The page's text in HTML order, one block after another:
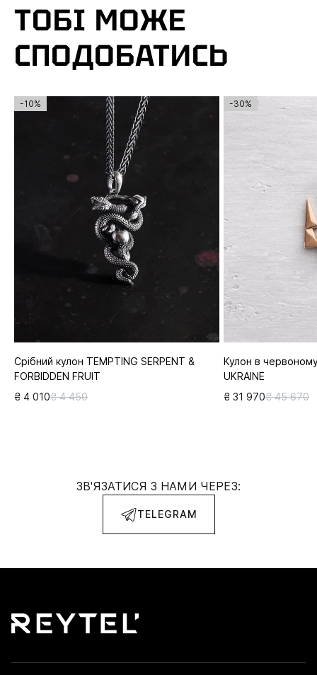
ТОБІ МОЖЕ
СПОДОБАТИСЬ
-10%
Срібний кулон TEMPTING SERPENT &
FORBIDDEN FRUIT
₴ 4 010₴ 4 450
-30%
Кулон в
UKRAINE
₴ 31 970₴ 45 670
ЗВ'ЯЗАТИСЯ З НАМИ ЧЕРЕЗ:
TELEGRAM